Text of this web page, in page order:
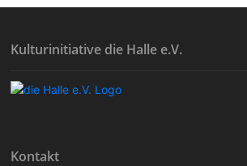
Kulturinitiative die Halle e.V.
Kontakt